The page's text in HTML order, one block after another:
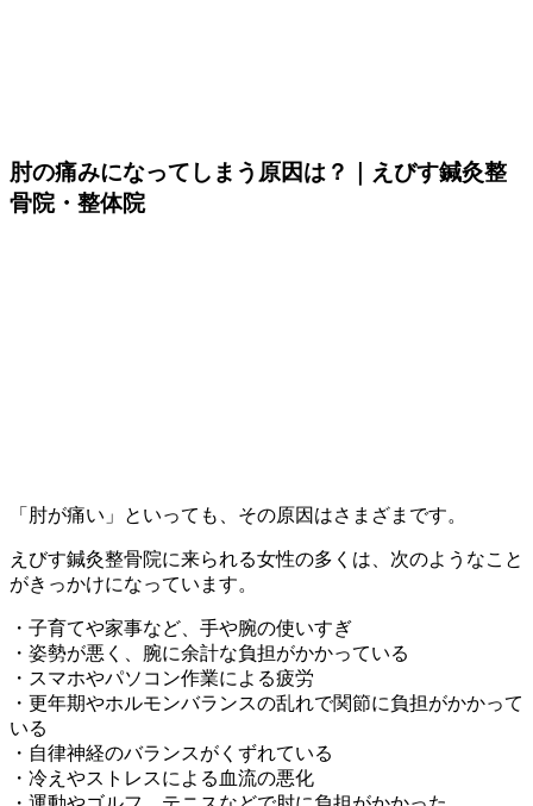
肘の痛みになってしまう原因は？｜えびす鍼灸整
骨院・整体院
「肘が痛い」といっても、その原因はさまざまです。
えびす鍼灸整骨院に来られる女性の多くは、次のようなこと
がきっかけになっています。
・子育てや家事など、手や腕の使いすぎ
・姿勢が悪く、腕に余計な負担がかかっている
・スマホやパソコン作業による疲労
・更年期やホルモンバランスの乱れで関節に負担がかかって
いる
・自律神経のバランスがくずれている
・冷えやストレスによる血流の悪化